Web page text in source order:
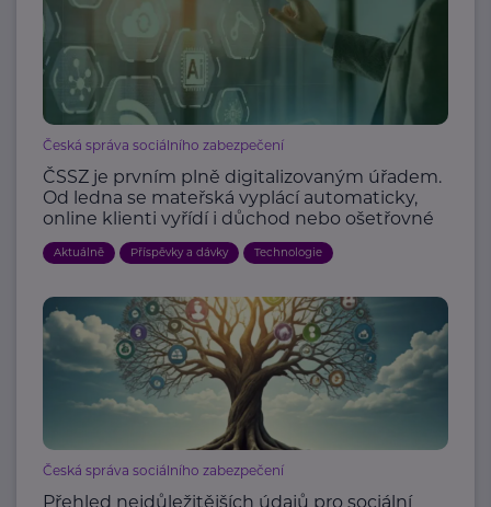
Česká správa sociálního zabezpečení
ČSSZ je prvním plně digitalizovaným úřadem.
Od ledna se mateřská vyplácí automaticky,
online klienti vyřídí i důchod nebo ošetřovné
Aktuálně Příspěvky a dávky Technologie
Česká správa sociálního zabezpečení
Přehled nejdůležitějších údajů pro sociální